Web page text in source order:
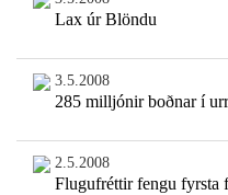
Lax úr Blöndu
3.5.2008
285 milljónir boðnar í
2.5.2008
Flugufréttir fengu fyrsta